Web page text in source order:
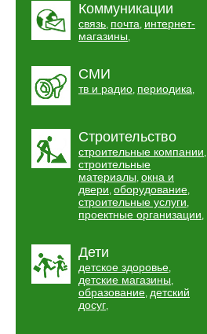
Коммуникации
связь, почта, интернет-
магазины,
СМИ
тв и радио, периодика,
Строительство
строительные компании,
строительные
материалы, окна и
двери, оборудование,
строительные услуги,
проектные организации,
Дети
детское здоровье,
детские магазины,
образование, детский
досуг,